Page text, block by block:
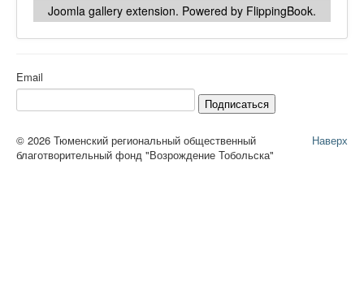
Joomla gallery extension. Powered by FlippingBook.
Email
Подписаться
Наверх
© 2026 Тюменский региональный общественный
благотворительный фонд "Возрождение Тобольска"